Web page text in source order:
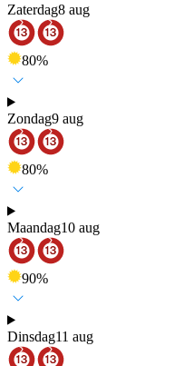
Zaterdag8 aug
80%
Zondag9 aug
80%
Maandag10 aug
90%
Dinsdag11 aug